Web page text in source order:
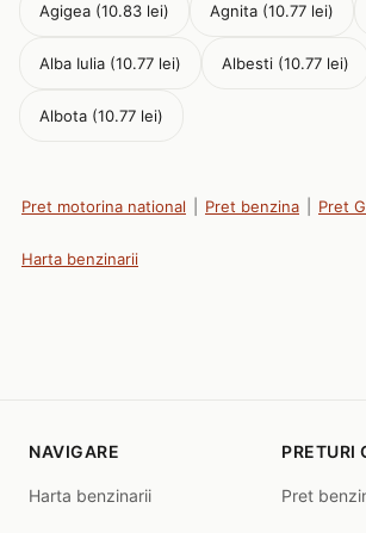
Agigea (10.83 lei) Agnita (10.77 lei)
Alba Iulia (10.77 lei) Albesti (10.77 lei)
Albota (10.77 lei)
Pret motorina national Pret benzina Pret
Harta benzinarii
NAVIGARE
Harta benzinarii
PRETURI
Pret